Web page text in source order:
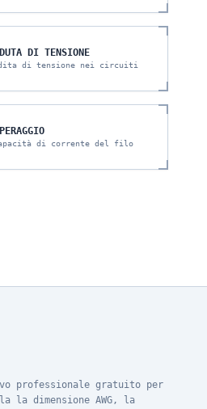
DI TENSIONE
di tensione nei circuiti
di corrente del filo
professionale gratuito per
dimensione AWG, la